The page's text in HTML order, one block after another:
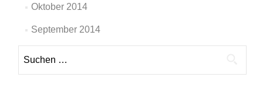
Oktober 2014
September 2014
nach: